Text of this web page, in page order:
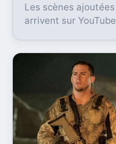
Les scènes
arrivent sur